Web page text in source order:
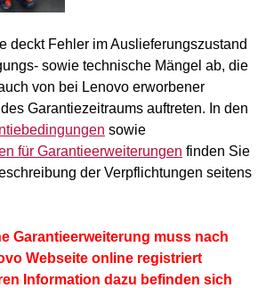
deckt Fehler im Auslieferungszustand
sowie technische Mängel ab, die
von bei Lenovo erworbener
Garantiezeitraums auftreten. In den
sowie
für Garantieerweiterungen finden Sie
der Verpflichtungen seitens
Garantieerweiterung muss nach
Webseite online registriert
Information dazu befinden sich